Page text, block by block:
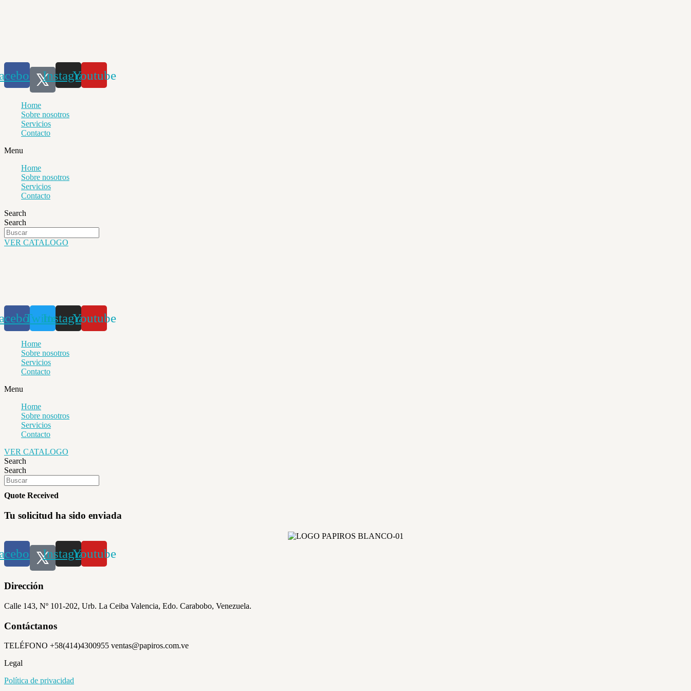
InstagramYoutube
Home
Sobre nosotros
Servicios
Contacto
Menu
Home
Sobre nosotros
Servicios
Contacto
Search
Search
VER CATALOGO
TwitterInstagramYoutube
Home
Sobre nosotros
Servicios
Contacto
Menu
Home
Sobre nosotros
Servicios
Contacto
VER CATALOGO
Search
Search
Quote Received
Tu solicitud ha sido enviada
InstagramYoutube
Dirección
Calle 143, Nº 101-202, Urb. La Ceiba Valencia, Edo. Carabobo, Venezuela.
Contáctanos
TELÉFONO +58(414)4300955 ventas@papiros.com.ve
Legal
Política de privacidad